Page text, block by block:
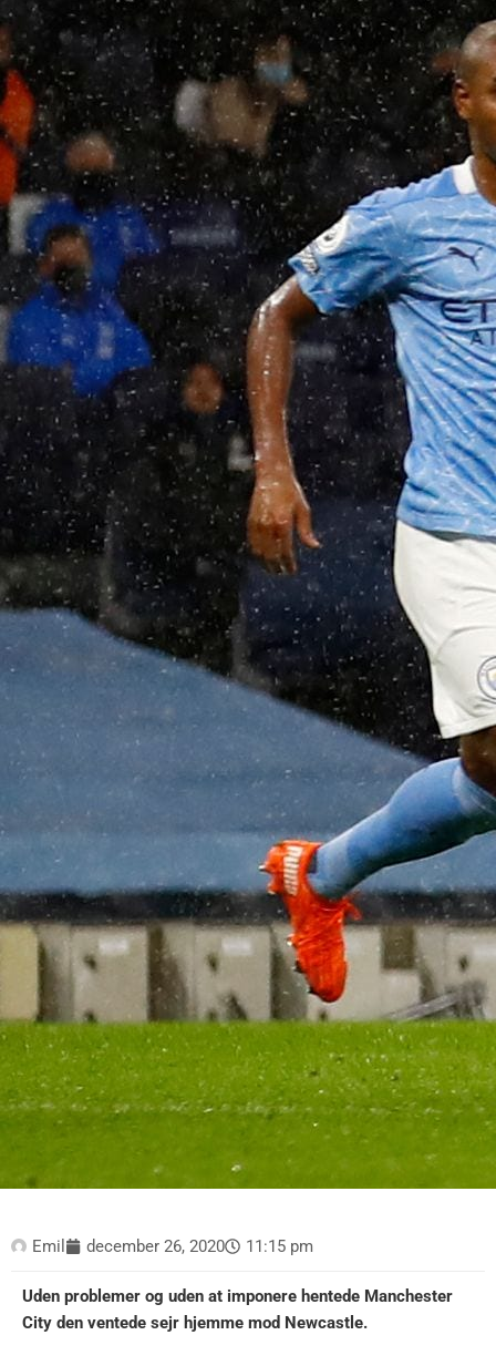
Emil december 26, 2020 11:15 pm
Uden problemer og uden at imponere hentede Manchester
City den ventede sejr hjemme mod Newcastle.